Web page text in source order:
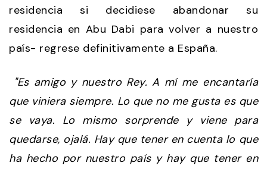
residencia si decidiese abandonar su
residencia en Abu Dabi para volver a nuestro
país- regrese definitivamente a España.
"Es amigo y nuestro Rey. A mí me encantaría
que viniera siempre. Lo que no me gusta es que
se vaya. Lo mismo sorprende y viene para
quedarse, ojalá. Hay que tener en cuenta lo que
ha hecho por nuestro país y hay que tener en